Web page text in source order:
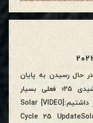
حال رسیدن به پایان
چرخه کیهانی هستیم.«چرخه خورشیدی ۲۵» فعلی بسیار
قوی‌تر از چیزی است که قبلا انتظار داشتیم:[VIDEO] Solar
Cycle 25